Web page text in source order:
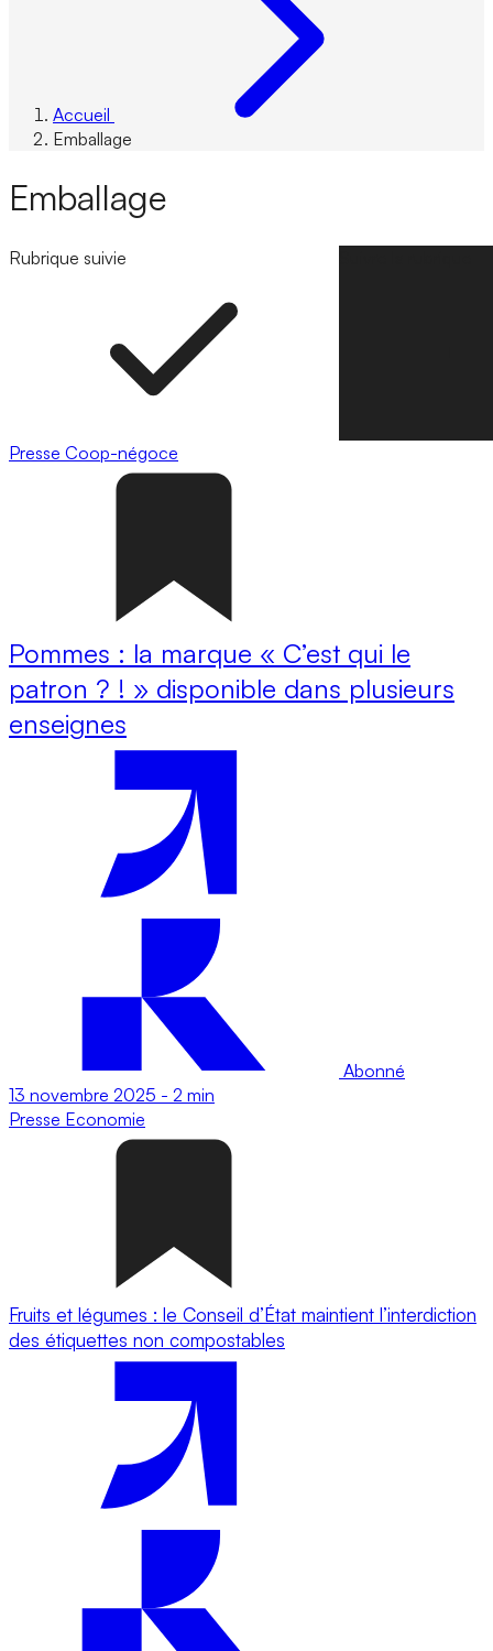
Accueil
Emballage
Emballage
Rubrique suivie
Presse Coop-négoce
Pommes : la marque « C’est qui le
patron ? ! » disponible dans plusieurs
enseignes
Abonné
13 novembre 2025 - 2 min
Presse Economie
Fruits et légumes : le Conseil d’État maintient l’interdiction
des étiquettes non compostables